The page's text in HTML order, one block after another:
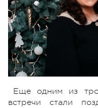
Еще одним из
встречи стали